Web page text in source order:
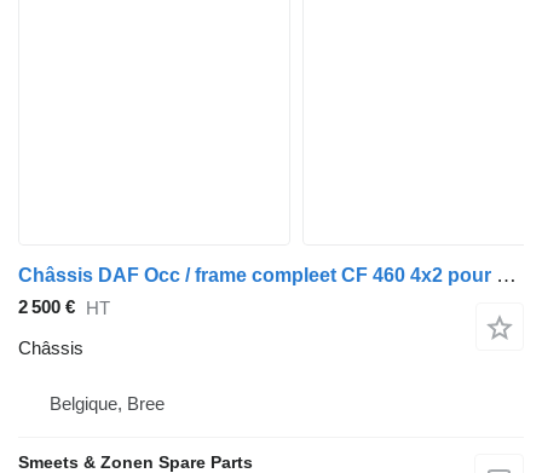
Châssis DAF Occ / frame compleet CF 460 4x2 pour camion
2 500 € HT
Châssis
Belgique, Bree
Smeets & Zonen Spare Parts